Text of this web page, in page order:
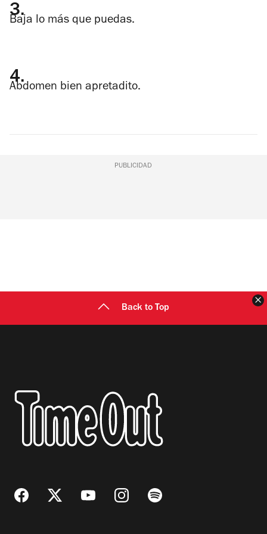
3.
Baja lo más que puedas.
4.
Abdomen bien apretadito.
PUBLICIDAD
Back to Top